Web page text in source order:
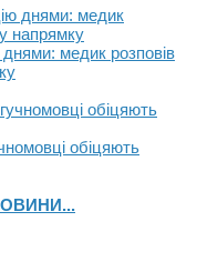
медик розповів
обіцяють